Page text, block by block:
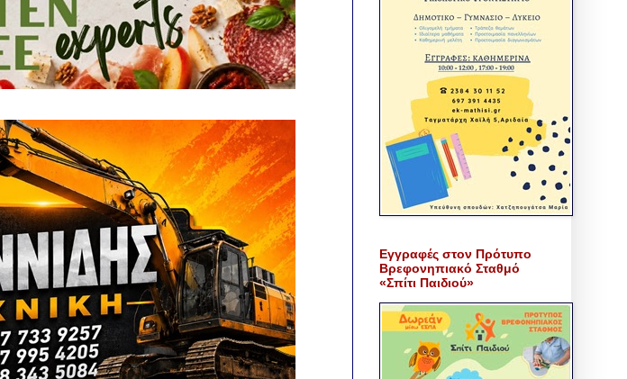
Εγγραφές στον Πρότυπο
Βρεφονηπιακό Σταθμό
«Σπίτι Παιδιού»